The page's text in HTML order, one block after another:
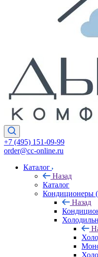
+7 (495) 151-09-99
order@cc-online.ru
Каталог
Назад
Каталог
Кондиционеры
Назад